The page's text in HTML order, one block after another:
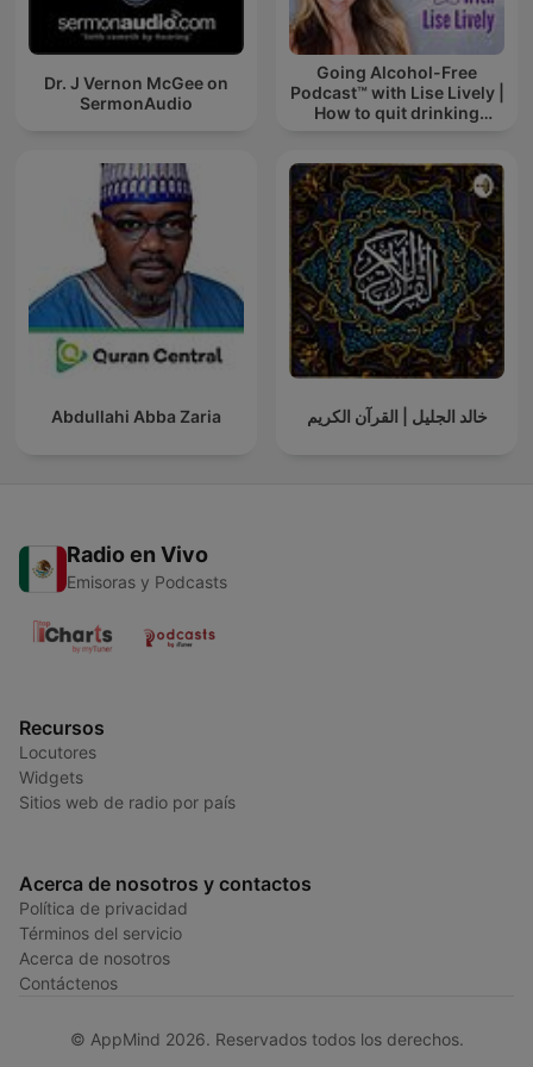
Dr. J Vernon McGee on
SermonAudio
Going Alcohol-Free
Podcast™ with Lise Lively |
How to quit drinking
Abdullahi Abba Zaria خالد الجليل | القرآن الكريم
Radio en Vivo
Emisoras y Podcasts
Recursos
Locutores
Widgets
Sitios web de radio por país
Acerca de nosotros y contactos
Política de privacidad
Términos del servicio
Acerca de nosotros
Contáctenos
© AppMind 2026. Reservados todos los derechos.